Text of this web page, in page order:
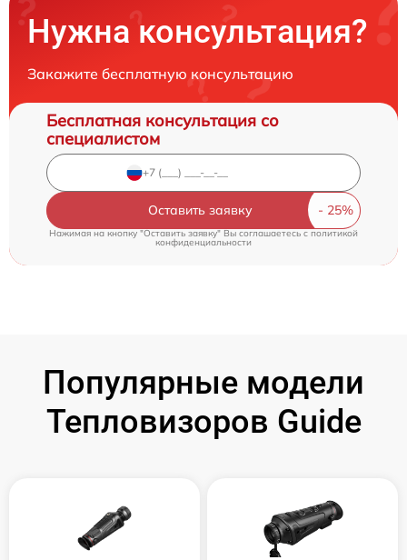
Нужна консультация?
Закажите бесплатную консультацию
Бесплатная консультация со
специалистом
Оставить заявку
Нажимая на кнопку "Оставить заявку" Вы соглашаетесь cполитикой
конфиденциальности
Популярные модели
Тепловизоров Guide